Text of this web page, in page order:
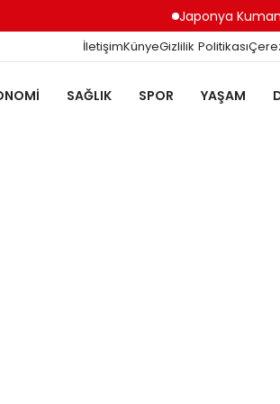
Japonya Kumamoto
İletişimKünyeGizlilik Politikası
SAĞLIK SPOR YAŞAM